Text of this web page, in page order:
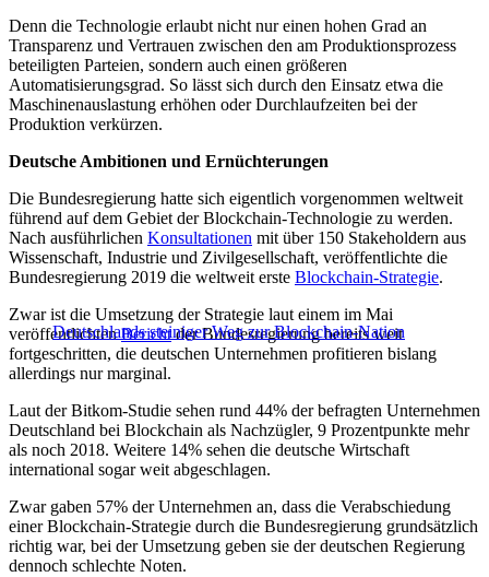
Denn die Technologie erlaubt nicht nur einen hohen Grad an
Transparenz und Vertrauen zwischen den am Produktionsprozess
beteiligten Parteien, sondern auch einen größeren
Automatisierungsgrad. So lässt sich durch den Einsatz etwa die
Maschinenauslastung erhöhen oder Durchlaufzeiten bei der
Produktion verkürzen.
Deutsche Ambitionen und Ernüchterungen
Die Bundesregierung hatte sich eigentlich vorgenommen weltweit
führend auf dem Gebiet der Blockchain-Technologie zu werden.
Nach ausführlichen Konsultationen mit über 150 Stakeholdern aus
Wissenschaft, Industrie und Zivilgesellschaft, veröffentlichte die
Bundesregierung 2019 die weltweit erste Blockchain-Strategie.
Deutschlands steiniger Weg zur Blockchain-Nation
Zwar ist die Umsetzung der Strategie laut einem im Mai
veröffentlichtenBerichtder Bundesregierung bereits weit
fortgeschritten, die deutschen Unternehmen profitieren bislang
allerdings nur marginal.
Laut der Bitkom-Studie sehen rund 44% der befragten Unternehmen
Deutschland bei Blockchain als Nachzügler, 9 Prozentpunkte mehr
als noch 2018. Weitere 14% sehen die deutsche Wirtschaft
international sogar weit abgeschlagen.
Zwar gaben 57% der Unternehmen an, dass die Verabschiedung
einer Blockchain-Strategie durch die Bundesregierung grundsätzlich
richtig war, bei der Umsetzung geben sie der deutschen Regierung
dennoch schlechte Noten.